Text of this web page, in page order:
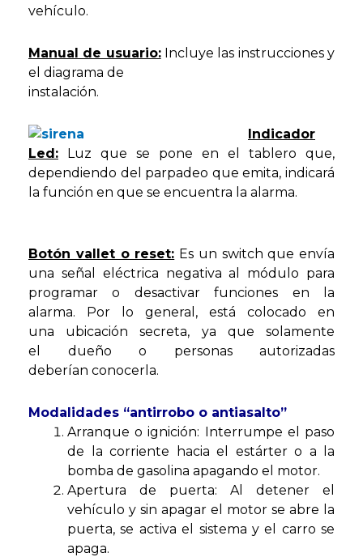
vehículo.
Manual de usuario:Incluye las instrucciones y
el diagrama de
instalación.
Indicador
Led: Luz que se pone en el tablero que,
dependiendo del parpadeo que emita, indicará
la función en que se encuentra la alarma.
Botón vallet o reset: Es un switch que envía
una señal eléctrica negativa al módulo para
programar o desactivar funciones en la
alarma. Por lo general, está colocado en
una ubicación secreta, ya que solamente
el dueño o personas autorizadas
deberían conocerla.
Modalidades “antirrobo o antiasalto”
Arranque o ignición: Interrumpe el paso
de la corriente hacia el estárter o a la
bomba de gasolina apagando el motor.
Apertura de puerta: Al detener el
vehículo y sin apagar el motor se abre la
puerta, se activa el sistema y el carro se
apaga.